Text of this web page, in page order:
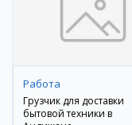
Работа
Грузчик для доставки
бытовой техники в